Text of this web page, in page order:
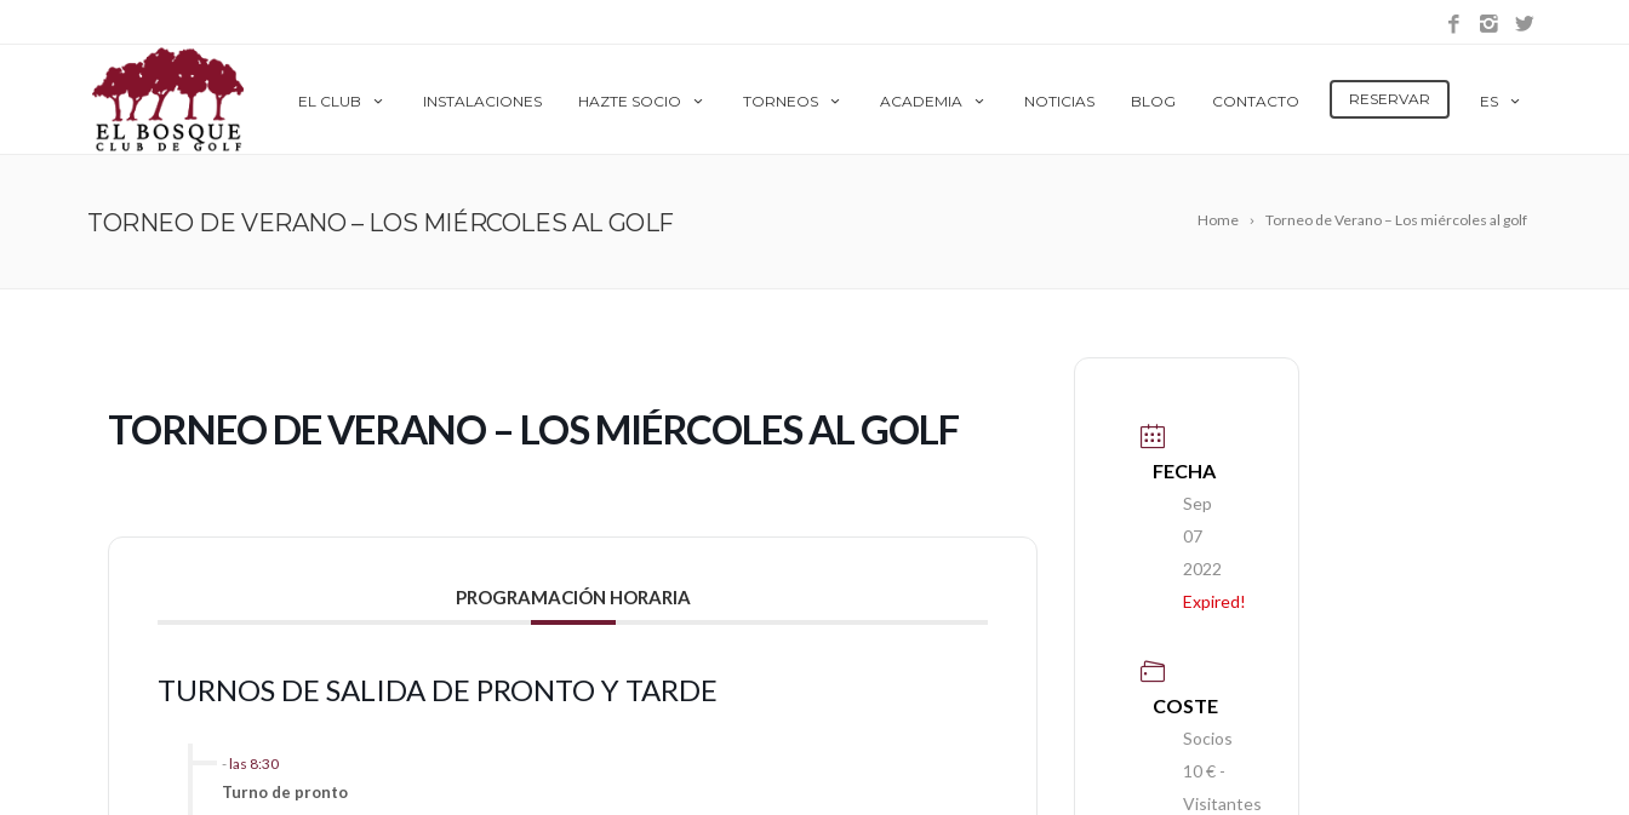
EL CLUB INSTALACIONES HAZTE SOCIO TORNEOS ACADEMIA NOTICIAS BLOG CONTACTO RESERVAR ES
Home Torneo de Verano – Los miércoles al golf
TORNEO DE VERANO – LOS MIÉRCOLES AL GOLF
TORNEO DE VERANO – LOS MIÉRCOLES AL GOLF
PROGRAMACIÓN HORARIA
TURNOS DE SALIDA DE PRONTO Y TARDE
-las 8:30
Turno de pronto
FECHA
Sep
07
2022
Expired!
COSTE
Socios
10 € -
Visitantes